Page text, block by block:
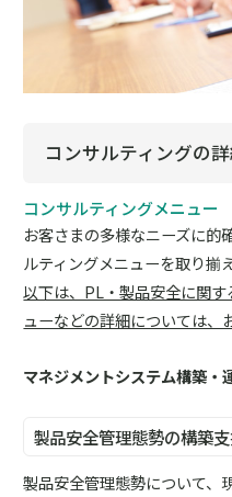
コンサルティングの
コンサルティングメニュー
お客さまの多様なニーズに的
ルティングメニューを取り揃
以下は、PL・製品安全に関
ューなどの詳細については、
マネジメントシステム構築・
製品安全管理態勢の構築
製品安全管理態勢について、